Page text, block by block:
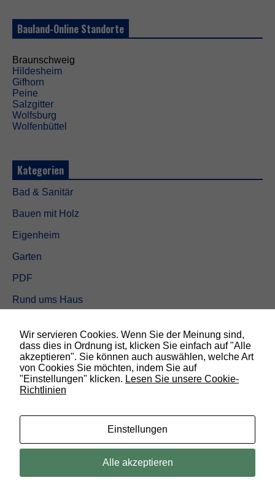
Bauland-Online Standorte
Braunschweig
Hildesheim
Gifhorn
Peine
Salzgitter
Wolfsburg
Wolfenbüttel
Kategorien
Bad & Sanitär
Bauen mit Holz
Eigenheim
Garten
PDF
Rund ums Haus
Sicherheit
SUCHEN
© 2019 Bauland Magazin Braunschweig, Peine & Wolfsburg. All rights
Wir servieren Cookies. Wenn Sie der Meinung sind,
dass dies in Ordnung ist, klicken Sie einfach auf "Alle
akzeptieren". Sie können auch auswählen, welche Art
von Cookies Sie möchten, indem Sie auf
"Einstellungen" klicken. Lesen Sie unsere Cookie-
Richtlinien
Einstellungen
Alle akzeptieren
e
n
i
g